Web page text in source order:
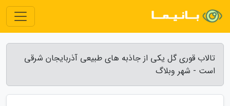
تالاب قوری گل یکی از جاذبه های طبیعی آذربایجان شرقی
است - شهر وبلاگ